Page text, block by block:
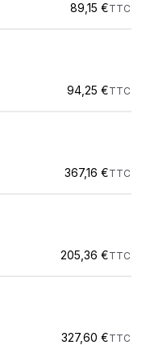
89,15 €TTC
94,25 €TTC
367,16 €TTC
205,36 €TTC
327,60 €TTC